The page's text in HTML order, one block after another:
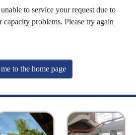
to service your request due to
problems. Please try again
to the home page